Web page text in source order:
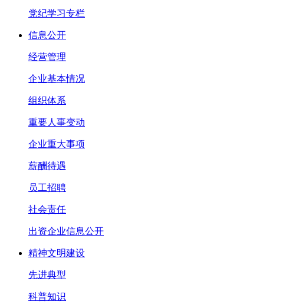
党纪学习专栏
信息公开
经营管理
企业基本情况
组织体系
重要人事变动
企业重大事项
薪酬待遇
员工招聘
社会责任
出资企业信息公开
精神文明建设
先进典型
科普知识